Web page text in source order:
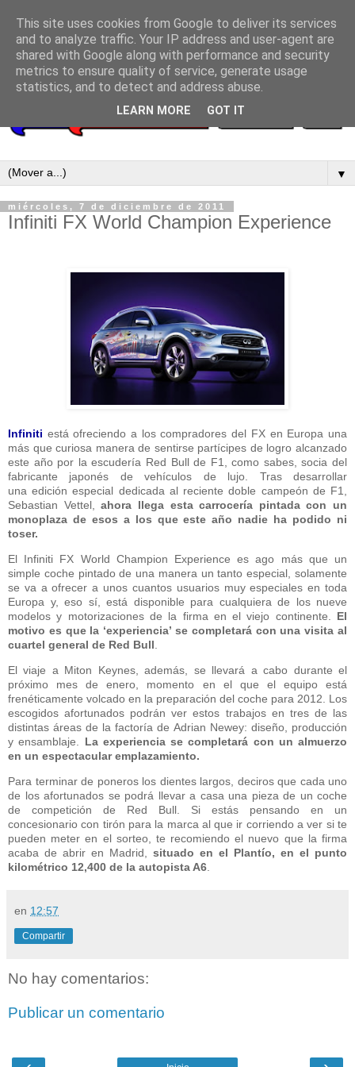
▼
miércoles, 7 de diciembre de 2011
Infiniti FX World Champion Experience
Infiniti está ofreciendo a los compradores del FX en Europa una
más que curiosa manera de sentirse partícipes de logro alcanzado
este año por la escudería Red Bull de F1, como sabes, socia del
fabricante japonés de vehículos de lujo. Tras desarrollar
una edición especial dedicada al reciente doble campeón de F1,
Sebastian Vettel,ahora llega esta carrocería pintada con un
monoplaza de esos a los que este año nadie ha podido ni
toser.
El Infiniti FX World Champion Experience es ago más que un
simple coche pintado de una manera un tanto especial, solamente
se va a ofrecer a unos cuantos usuarios muy especiales en toda
Europa y, eso sí, está disponible para cualquiera de los nueve
modelos y motorizaciones de la firma en el viejo continente. El
motivo es que la ‘experiencia’ se completará con una visita al
cuartel general de Red Bull
El viaje a Miton Keynes, además, se llevará a cabo durante el
próximo mes de enero, momento en el que el equipo está
frenéticamente volcado en la preparación del coche para 2012. Los
escogidos afortunados podrán ver estos trabajos en tres de las
distintas áreas de la factoría de Adrian Newey: diseño, producción
y ensamblaje.
La experiencia se completará con un almuerzo
en un espectacular emplazamiento.
Para terminar de poneros los dientes largos, deciros que cada uno
de los afortunados se podrá llevar a casa una pieza de un coche
de competición de Red Bull. Si estás pensando en un
concesionario con tirón para la marca al que ir corriendo a ver si te
pueden meter en el sorteo, te recomiendo el nuevo que la firma
acaba de abrir en Madrid, situado en el Plantío, en el punto
kilométrico 12,400 de la autopista A6
en 12:57
Compartir
No hay comentarios:
Publicar un comentario
This site uses cookies from Google to deliver its services
and to analyze traffic. Your IP address and user-agent are
shared with Google along with performance and security
metrics to ensure quality of service, generate usage
statistics, and to detect and address abuse.
LEARN MORE GOT IT